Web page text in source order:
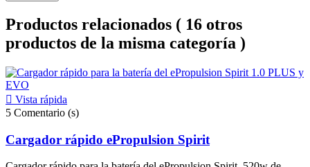
Productos relacionados ( 16 otros
productos de la misma categoría )
 Vista rápida
5 Comentario (s)
Cargador rápido ePropulsion Spirit